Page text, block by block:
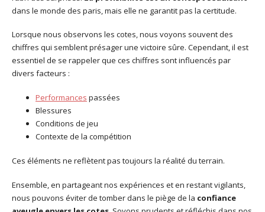
dans le monde des paris, mais elle ne garantit pas la certitude.
Lorsque nous observons les cotes, nous voyons souvent des
chiffres qui semblent présager une victoire sûre. Cependant, il est
essentiel de se rappeler que ces chiffres sont influencés par
divers facteurs :
Performances passées
Blessures
Conditions de jeu
Contexte de la compétition
Ces éléments ne reflètent pas toujours la réalité du terrain.
Ensemble, en partageant nos expériences et en restant vigilants,
nous pouvons éviter de tomber dans le piège de la confiance